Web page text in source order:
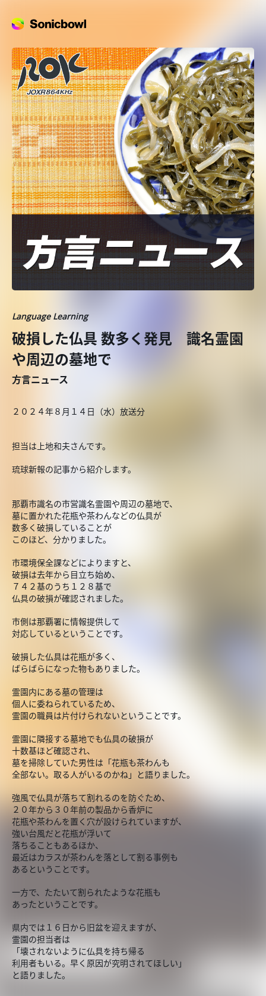
Language Learning
破損した仏具 数多く発見 識名霊園
や周辺の墓地で
方言ニュース
２０２４年８月１４日（水）放送分
担当は上地和夫さんです。
琉球新報の記事から紹介します。
那覇市識名の市営識名霊園や周辺の墓地で、
墓に置かれた花瓶や茶わんなどの仏具が
数多く破損していることが
このほど、分かりました。
市環境保全課などによりますと、
破損は去年から目立ち始め、
７４２基のうち１２８基で
仏具の破損が確認されました。
市側は那覇署に情報提供して
対応しているということです。
破損した仏具は花瓶が多く、
ばらばらになった物もありました。
霊園内にある墓の管理は
個人に委ねられているため、
霊園の職員は片付けられないということです。
霊園に隣接する墓地でも仏具の破損が
十数基ほど確認され、
墓を掃除していた男性は「花瓶も茶わんも
全部ない。取る人がいるのかね」と語りました。
強風で仏具が落ちて割れるのを防ぐため、
２０年から３０年前の製品から香炉に
花瓶や茶わんを置く穴が設けられていますが、
強い台風だと花瓶が浮いて
落ちることもあるほか、
最近はカラスが茶わんを落として割る事例も
あるということです。
一方で、たたいて割られたような花瓶も
あったということです。
県内では１６日から旧盆を迎えますが、
霊園の担当者は
「壊されないように仏具を持ち帰る
利用者もいる。早く原因が究明されてほしい」
と語りました。